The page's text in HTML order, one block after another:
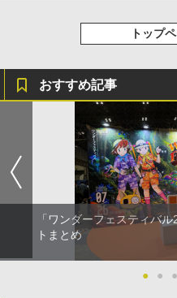
トップ
おすすめ記事
「ワンダーフェスティバ
トまとめ
● ● ●